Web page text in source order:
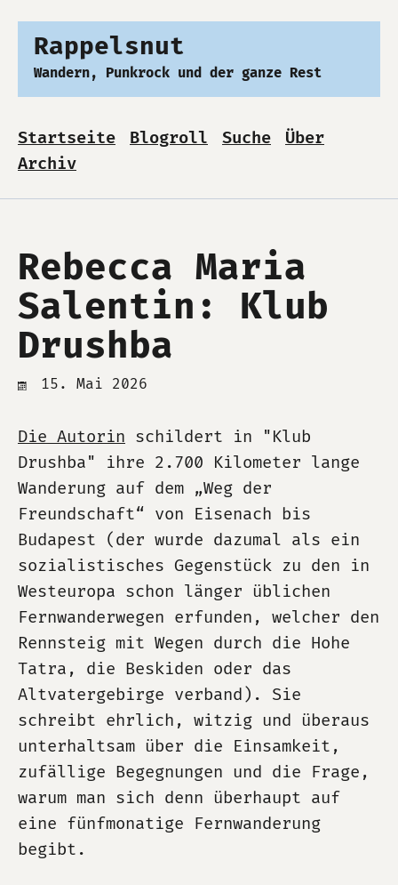
Rappelsnut
Wandern, Punkrock und der ganze Rest
Startseite Blogroll Suche
Über
Archiv
Rebecca Maria
Salentin: Klub
Drushba
15. Mai 2026
Die Autorin schildert in "Klub
Drushba" ihre 2.700 Kilometer lange
Wanderung auf dem „Weg der
Freundschaft“ von Eisenach bis
Budapest (der wurde dazumal als ein
sozialistisches Gegenstück zu den in
Westeuropa schon länger üblichen
Fernwanderwegen erfunden, welcher den
Rennsteig mit Wegen durch die Hohe
Tatra, die Beskiden oder das
Altvatergebirge verband). Sie
schreibt ehrlich, witzig und überaus
unterhaltsam über die Einsamkeit,
zufällige Begegnungen und die Frage,
warum man sich denn überhaupt auf
eine fünfmonatige Fernwanderung
begibt.